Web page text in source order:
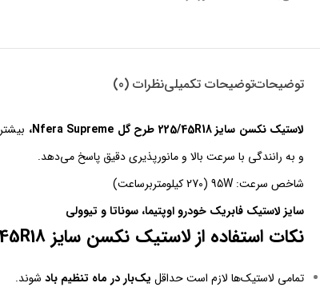
سایز 225/45R18
موجود زیرصفری
است.
توضیحاتتوضیحات تکمیلینظرات (0)
لاستیک نکسن سایز 225/45R18 طرح گل Nfera Supreme،
و به رانندگی با سرعت بالا و مانورپذیری دقیق پاسخ می‌دهد.
شاخص سرعت: 95W (270 کیلومتربرساعت)
سایز لاستیک فابریک خودرو اوپتیما، سوناتا و تیوولی
نکات استفاده از لاستیک نکسن سایز 225/45R18 طرح گل Nfera Supreme:
تمامی لاستیک‌ها لازم است حداقل یک‌بار در ماه تنظیم باد شوند.